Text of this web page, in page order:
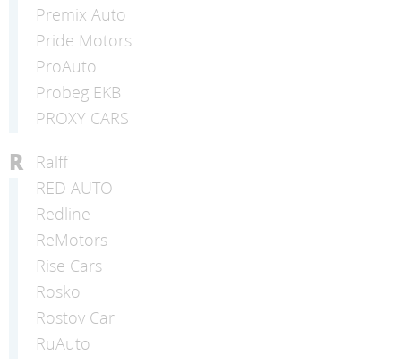
Premix Auto
Pride Motors
ProAuto
Probeg EKB
PROXY CARS
R
Ralff
RED AUTO
Redline
ReMotors
Rise Cars
Rosko
Rostov Car
RuAuto